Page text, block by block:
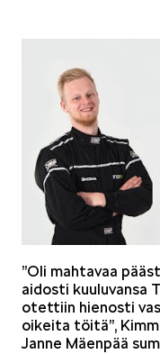
”Oli mahtavaa
aidosti kuuluvansa
otettiin hienosti
oikeita töitä”,
Janne Mäenpää